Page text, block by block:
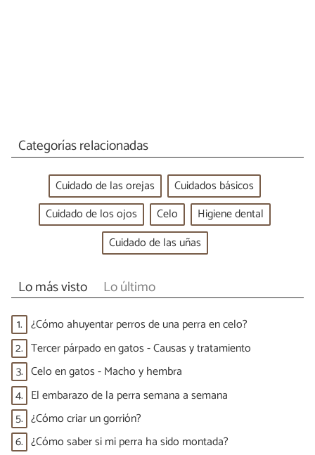
Categorías relacionadas
Cuidado de las orejas
Cuidados básicos
Cuidado de los ojos
Celo
Higiene dental
Cuidado de las uñas
Lo más visto Lo último
1. ¿Cómo ahuyentar perros de una perra en celo?
2. Tercer párpado en gatos - Causas y tratamiento
3. Celo en gatos - Macho y hembra
4. El embarazo de la perra semana a semana
5. ¿Cómo criar un gorrión?
6. ¿Cómo saber si mi perra ha sido montada?